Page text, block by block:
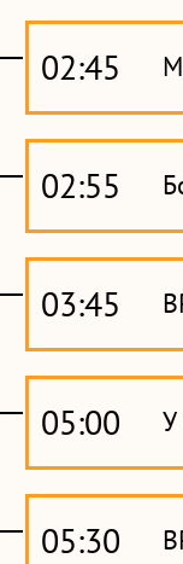
02:45
02:55
03:45
05:00 У
05:30